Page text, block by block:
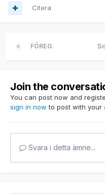
Citera
FÖREG.
Join the
You can post now and
sign in now to post with your
Svara i detta ämne...